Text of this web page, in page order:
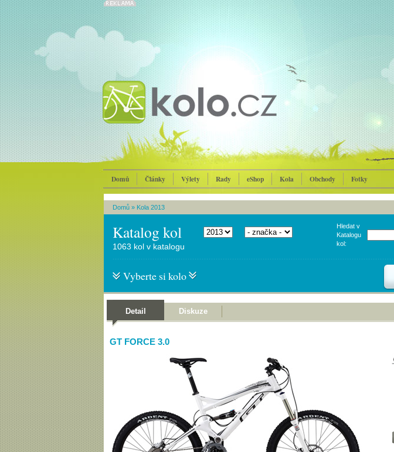
Domů Články Výlety Rady eShop Kola Obchody Fotky
Domů » Kola 2013
Katalog kol
Hledat v
Katalogu
kol:
1063 kol v katalogu
Vyberte si kolo
Detail Diskuze
GT FORCE 3.0